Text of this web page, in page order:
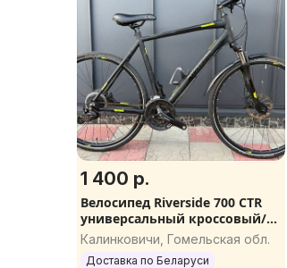
1 400 р.
Велосипед Riverside 700 CTR
универсальный кроссовый/
треккинговый велосипед
рама XL 56 cm 28''
Калинковичи, Гомельская обл.
Доставка по Беларуси